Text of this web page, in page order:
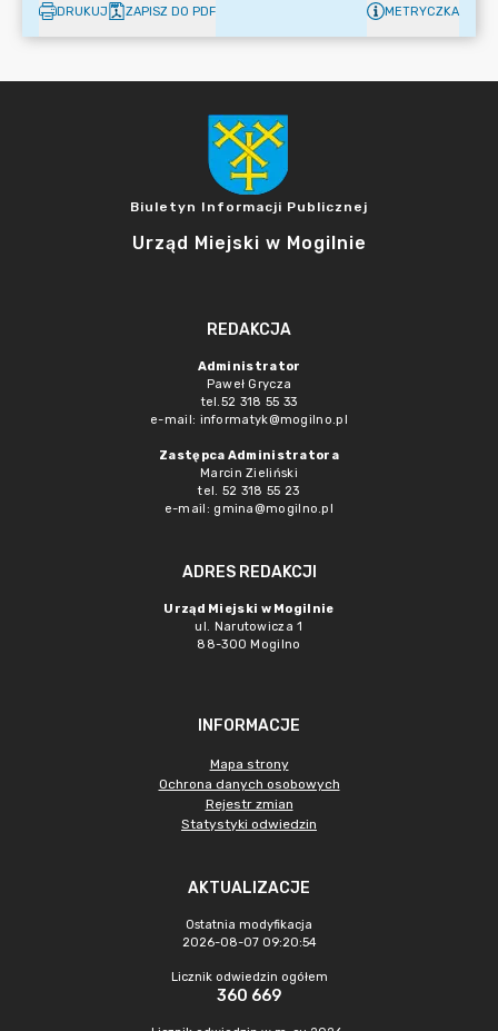
DRUKUJ ZAPISZ DO PDF METRYCZKA
Biuletyn Informacji Publicznej
Urząd Miejski w Mogilnie
REDAKCJA
Administrator
Paweł Grycza
tel.52 318 55 33
e-mail: informatyk@mogilno.pl
Zastępca Administratora
Marcin Zieliński
tel. 52 318 55 23
e-mail: gmina@mogilno.pl
ADRES REDAKCJI
Urząd Miejski w Mogilnie
ul. Narutowicza 1
88-300 Mogilno
INFORMACJE
Mapa strony
Ochrona danych osobowych
Rejestr zmian
Statystyki odwiedzin
AKTUALIZACJE
Ostatnia modyfikacja
2026-08-07 09:20:54
Licznik odwiedzin ogółem
360 669